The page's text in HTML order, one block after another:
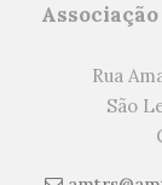
Rua
São